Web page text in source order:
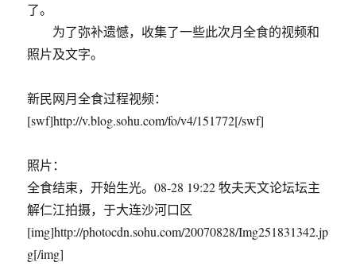
了。
为了弥补遗憾，收集了一些此次月全食的视频和
照片及文字。
新民网月全食过程视频：
[swf]http://v.blog.sohu.com/fo/v4/151772[/swf]
照片：
全食结束，开始生光。08-28 19:22 牧夫天文论坛坛主
解仁江拍摄，于大连沙河口区
[img]http://photocdn.sohu.com/20070828/Img251831342.jp
g[/img]